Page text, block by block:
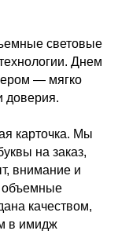
световые
Днем
— мягко
доверия.
карточка. Мы
на заказ,
внимание и
объемные
качеством,
в имидж